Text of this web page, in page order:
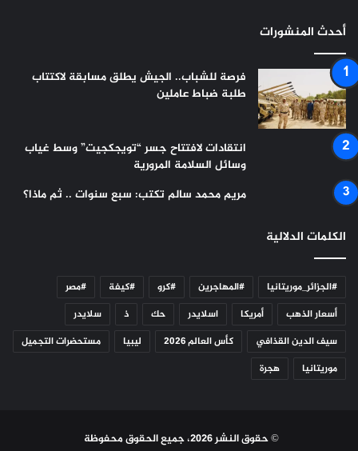
أحدث المنشورات
فرصة للشباب.. الجيش يطلق مسابقة لاكتتاب
طلبة ضباط عاملين
انتقادات لافتتاح جسر “تويجكجيت” وسط غياب
وسائل السلامة المرورية
مريم محمد سالم تكتب: سبع سنوات .. ثم ماذا؟
الكلمات الدلالية
#الجزائر_موريتانيا #المهاجرين #كرو #كيفة
#مصر
أسعار الذهب
أمريكا اسلايدر حك ذ
سلايدر
سيف الدين القذافي
كأس العالم 2026 ليبيا
مستحضرات التجميل
موريتانيا
هجرة
© حقوق النشر 2026، جميع الحقوق محفوظة